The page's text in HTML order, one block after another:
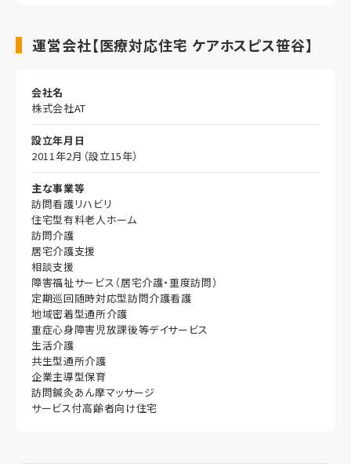
運営会社【医療対応住宅 ケアホスピス笹谷】
会社名
株式会社AT
設立年月日
2011年2月（設立15年）
主な事業等
訪問看護リハビリ
住宅型有料老人ホーム
訪問介護
居宅介護支援
相談支援
障害福祉サービス（居宅介護・重度訪問）
定期巡回随時対応型訪問介護看護
地域密着型通所介護
重症心身障害児放課後等デイサービス
生活介護
共生型通所介護
企業主導型保育
訪問鍼灸あん摩マッサージ
サービス付高齢者向け住宅